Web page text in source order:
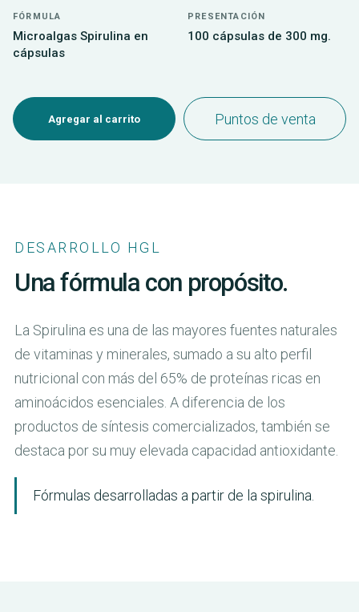
destaca por su muy elevada capacidad antioxidante.
FÓRMULA
Microalgas Spirulina en
cápsulas
PRESENTACIÓN
100 cápsulas de 300 mg.
Agregar al carrito Puntos de venta
DESARROLLO HGL
Una fórmula con propósito.
La Spirulina es una de las mayores fuentes naturales
de vitaminas y minerales, sumado a su alto perfil
nutricional con más del 65% de proteínas ricas en
aminoácidos esenciales. A diferencia de los
productos de síntesis comercializados, también se
destaca por su muy elevada capacidad antioxidante.
Fórmulas desarrolladas a partir de la spirulina.